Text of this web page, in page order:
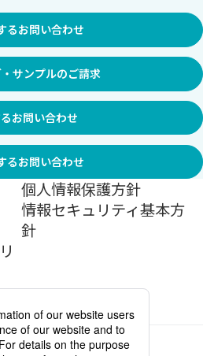
るお問い合わせ
サンプルのご請求
お問い合わせ
るお問い合わせ
個人情報保護方針
情報セキュリティ基本方
針